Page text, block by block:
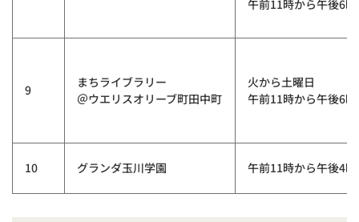
午前11時から午後6時
9
まちライブラリー
＠ウエリスオリーブ町田中町
火から土曜日
午前11時から午後6時
10 グランダ玉川学園 午前11時から午後4時